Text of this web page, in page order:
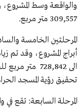
والواقعة وسط المشروع،
309,557 متر مربع.
المرحلتين الخامسة
أبراج المشروع، وقد تم
الى 728,842
تحقيق رؤية المسجد
المرحلة السابعة: تقع